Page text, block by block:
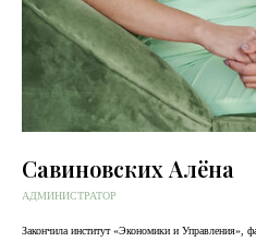
Савиновских Алёна
АДМИНИСТРАТОР
Закончила институт «Экономики и Управления»,